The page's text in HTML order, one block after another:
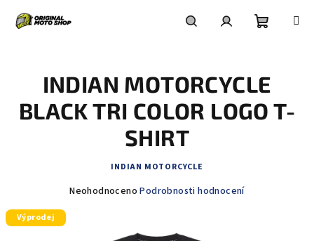
košík
INDIAN MOTORCYCLE
BLACK TRI COLOR LOGO T-
SHIRT
INDIAN MOTORCYCLE
Průměrné
Neohodnoceno Podrobnosti hodnocení
Výprodej